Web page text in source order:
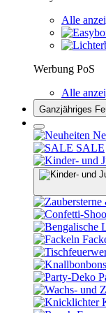
Alle
Werbung PoS
Alle
Ganzjähriges
SALE